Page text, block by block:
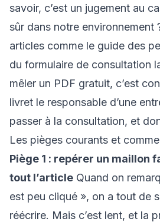
savoir, c’est un jugement au
sûr dans notre environnement
articles comme le guide des
du formulaire de consultation
mêler un PDF gratuit, c’est
livret le responsable d’une
passer à la consultation, et
Les pièges courants et
Piège 1 : repérer un maillon
tout l’article Quand on
est peu cliqué », on a tout de
réécrire. Mais c’est lent, et la